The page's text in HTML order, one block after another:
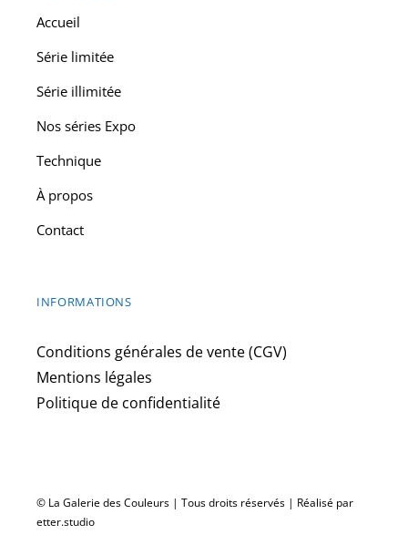
Accueil
Série limitée
Série illimitée
Nos séries Expo
Technique
À propos
Contact
INFORMATIONS
Conditions générales de vente (CGV)
Mentions légales
Politique de confidentialité
© La Galerie des Couleurs | Tous droits réservés | Réalisé par
etter.studio